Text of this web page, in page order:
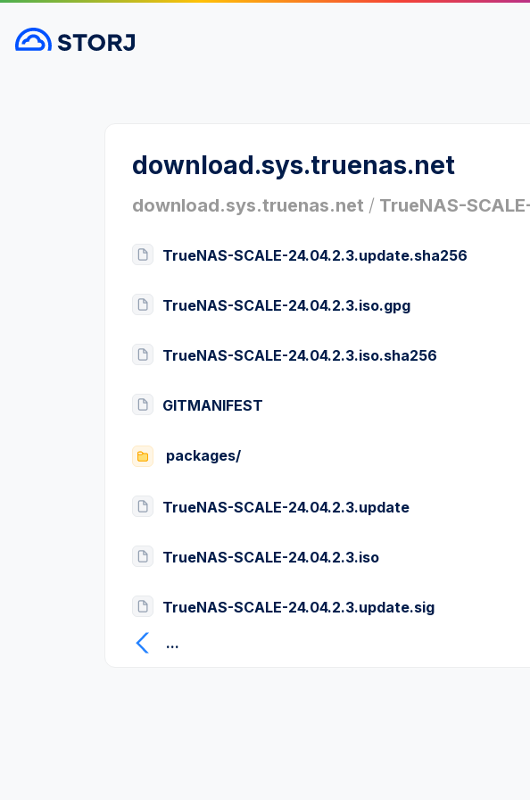
download.sys.truenas.net
download.sys.truenas.net / TrueNAS-
TrueNAS-SCALE-24.04.2.3.update.sha256
TrueNAS-SCALE-24.04.2.3.iso.gpg
TrueNAS-SCALE-24.04.2.3.iso.sha256
GITMANIFEST
packages/
TrueNAS-SCALE-24.04.2.3.update
TrueNAS-SCALE-24.04.2.3.iso
TrueNAS-SCALE-24.04.2.3.update.sig
...